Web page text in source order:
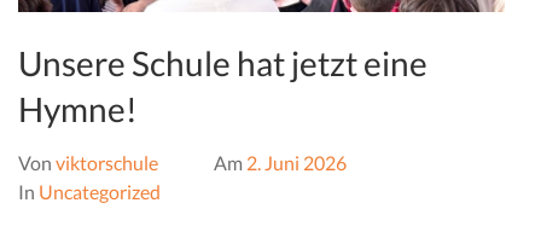
Unsere Schule hat jetzt eine
Hymne!
Von viktorschule Am 2. Juni 2026
In Uncategorized